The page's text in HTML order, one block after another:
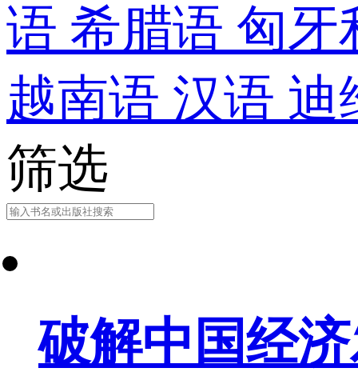
语 希腊语 匈
越南语 汉语 迪
筛选
破解中国经